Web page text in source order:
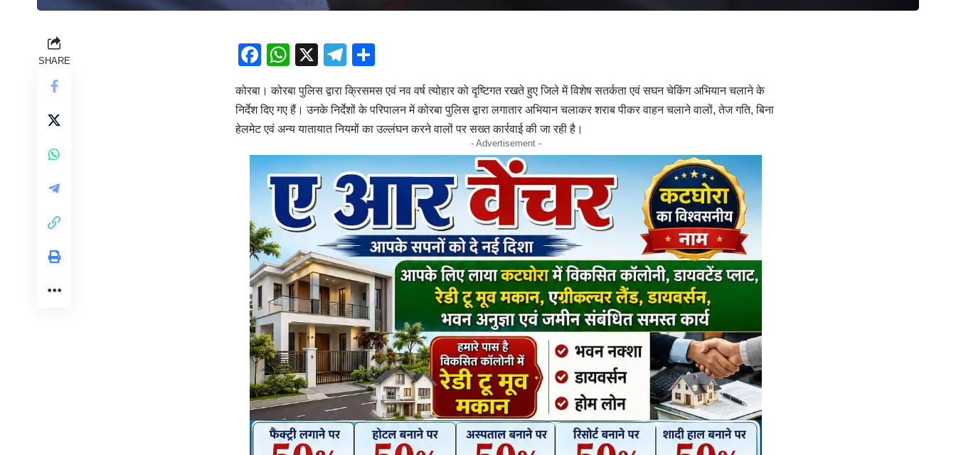
SHARE Facebook
WhatsApp
X Telegram
कोरबा। कोरबा पुलिस द्वारा क्रिसमस एवं नव वर्ष त्योहार को दृष्टिगत रखते हुए जिले में विशेष सतर्कता एवं सघन चेकिंग अभियान चलाने के
निर्देश दिए गए हैं। उनके निर्देशों के परिपालन में कोरबा पुलिस द्वारा लगातार अभियान चलाकर शराब पीकर वाहन चलाने वालों, तेज गति, बिना
हेलमेट एवं अन्य यातायात नियमों का उल्लंघन करने वालों पर सख्त कार्रवाई की जा रही है।
- Advertisement -